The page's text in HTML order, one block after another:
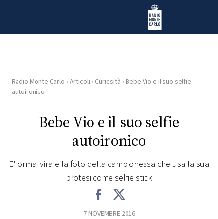
Radio Monte Carlo
HOME
RADIO
Radio Monte Carlo › Articoli › Curiosità › Bebe Vio e il suo selfie
autoironico
Bebe Vio e il suo selfie
autoironico
E' ormai virale la foto della campionessa che usa la sua
protesi come selfie stick
7 NOVEMBRE 2016